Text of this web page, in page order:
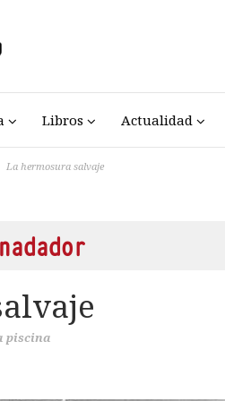
Libros Actualidad
La hermosura salvaje
piscina